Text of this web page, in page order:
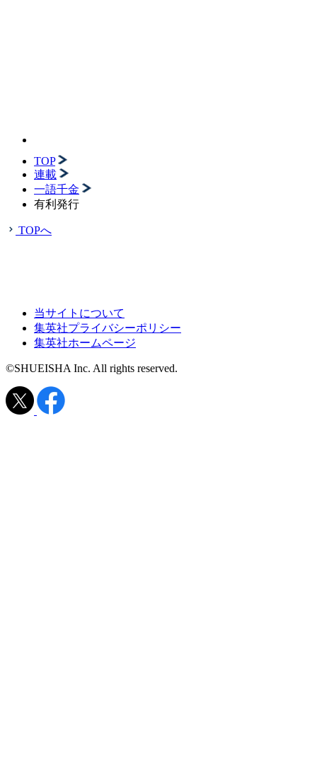
TOP
連載
一語千金
有利発行
TOPへ
当サイトについて
集英社プライバシーポリシー
集英社ホームページ
©SHUEISHA Inc. All rights reserved.